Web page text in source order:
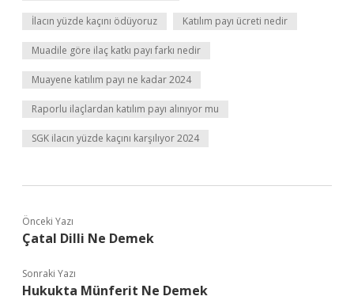
İlacın yüzde kaçını ödüyoruz Katılım payı ücreti nedir
Muadile göre ilaç katkı payı farkı nedir
Muayene katılım payı ne kadar 2024
Raporlu ilaçlardan katılım payı alınıyor mu
SGK ilacın yüzde kaçını karşılıyor 2024
Önceki Yazı
Çatal Dilli Ne Demek
Sonraki Yazı
Hukukta Münferit Ne Demek